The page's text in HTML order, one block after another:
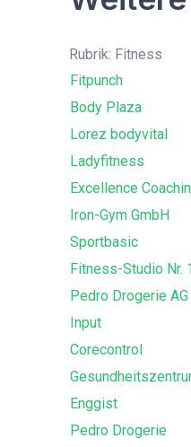
Rubrik: Fitness
Fitpunch
Body Plaza
Lorez bodyvital
Ladyfitness
Excellence
Iron-Gym GmbH
Sportbasic
Fitness-Studio Nr.
Pedro Drogerie
Input
Corecontrol
Enggist
Pedro Drogerie